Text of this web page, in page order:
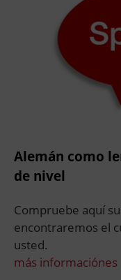
Alemán como
de nivel
Compruebe aquí
encontraremos el
usted.
más informaciónes